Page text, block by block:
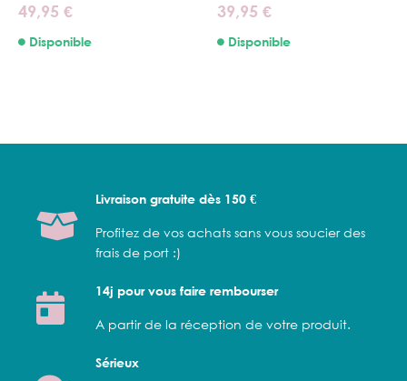
49,95 €
Disponible
39,95 €
Disponible
Livraison gratuite dès 150 €
Profitez de vos achats sans vous soucier des
frais de port :)
14j pour vous faire rembourser
A partir de la réception de votre produit.
Sérieux